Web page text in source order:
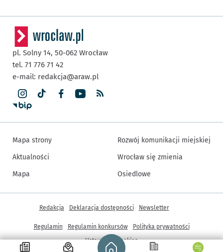
Strona główna - wroclaw.pl
pl. Solny 14, 50-062 Wrocław
tel. 71 776 71 42
e-mail: redakcja@araw.pl
Mapa strony
Aktualności
Mapa
Rozwój komunikacji miejskiej
Wrocław się zmienia
Osiedlowe
Inne informacje
Redakcja Deklaracja dostępności Newsletter
Regulamin Regulamin konkursów
Polityka prywatności
Ustawienia cookies